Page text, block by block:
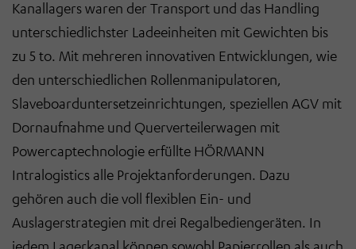
Kanallagers waren der Transport und das Handling
unterschiedlichster Ladeeinheiten mit Gewichten bis
zu 5 to. Mit mehreren innovativen Entwicklungen, wie
den unterschiedlichen Rollenmanipulatoren,
Slaveboarduntersetzeinrichtungen, speziellen AGV mit
Dornaufnahme und Querverteilerwagen mit
Powercaptechnologie erfüllte HÖRMANN
Intralogistics alle Projektanforderungen. Dazu
gehören auch die voll flexiblen Ein- und
Auslagerstrategien mit drei Regalbediengeräten. In